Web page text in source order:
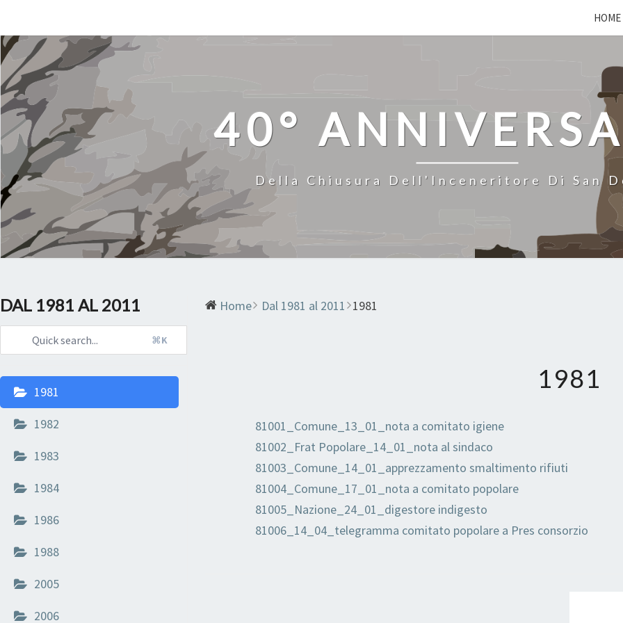
content
HOME
40°
Della Chiusura Dell'Inceneritore Di San
DAL 1981 AL 2011
⌘K
1981
1982
1983
1984
1986
1988
2005
2006
Home Dal 1981 al 2011 1981
1981
81001_Comune_13_01_nota a comitato igiene
81002_Frat Popolare_14_01_nota al sindaco
81003_Comune_14_01_apprezzamento smaltimento rifiuti
81004_Comune_17_01_nota a comitato popolare
81005_Nazione_24_01_digestore indigesto
81006_14_04_telegramma comitato popolare a Pres consorzio